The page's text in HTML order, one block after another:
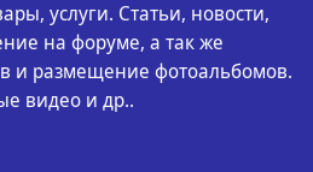
услуги. Статьи, новости,
на форуме, а так же
и размещение фотоальбомов.
видео и др..